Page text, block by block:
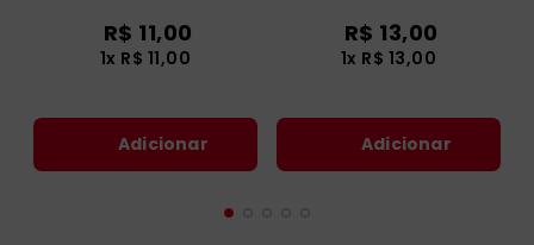
R$ 11,00
1x R$ 11,00
Adicionar
R$ 13,00
1x R$ 13,00
Adicionar